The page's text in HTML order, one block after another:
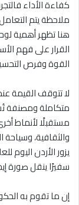
كفاءة الأداء
ملاحظة يتم
هنا تظهر أهمية
القرار على فهم
القوة وفرص
لا تتوقف القيمة
متكاملة ومصنفة
مستقبلًا لأنماط
والثقافية،
يزور الأردن اليوم
سفيرًا ينقل صورة
إن ما تقوم به